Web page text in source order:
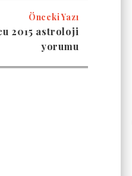
Önceki Yazı
2015 astroloji
yorumu